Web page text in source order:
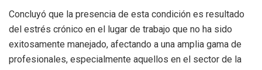
Concluyó que la presencia de esta condición es resultado
del estrés crónico en el lugar de trabajo que no ha sido
exitosamente manejado, afectando a una amplia gama de
profesionales, especialmente aquellos en el sector de la